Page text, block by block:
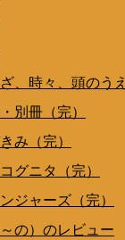
、時々、頭のうえ
別冊（完）
み（完）
グニタ（完）
ジャーズ（完）
の）のレビュー